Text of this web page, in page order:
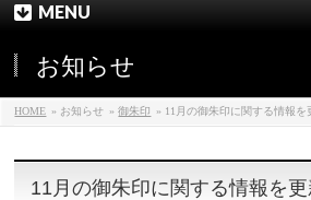
MENU
お知らせ
HOME » お知らせ »御朱印 » 11月の御朱印に関する情報を
11月の御朱印に関する情報を